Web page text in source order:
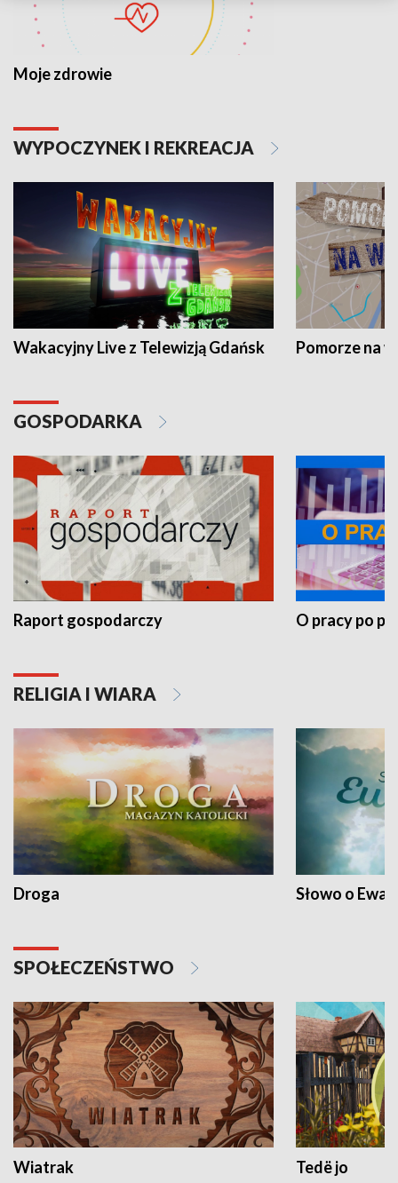
Moje zdrowie
WYPOCZYNEK I REKREACJA
Wakacyjny Live z Telewizją Gdańsk Pomorze na
GOSPODARKA
Raport gospodarczy O pracy po
RELIGIA I WIARA
Droga Słowo o
SPOŁECZEŃSTWO
Wiatrak Tedë jo